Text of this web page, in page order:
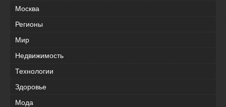
Москва
Регионы
Мир
Недвижимость
Технологии
Здоровье
Мода